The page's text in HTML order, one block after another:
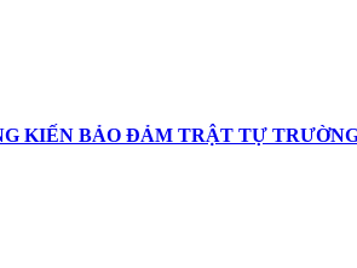
KIẾN BẢO ĐẢM TRẬT TỰ